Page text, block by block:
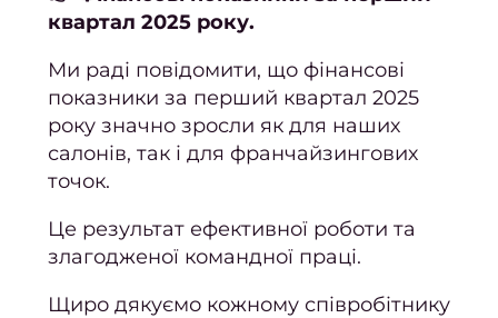
квартал 2025 року.
Ми раді повідомити, що фінансові
показники за перший квартал 2025
року значно зросли як для наших
салонів, так і для франчайзингових
точок.
Це результат ефективної роботи та
злагодженої командної праці.
Щиро дякуємо кожному співробітнику